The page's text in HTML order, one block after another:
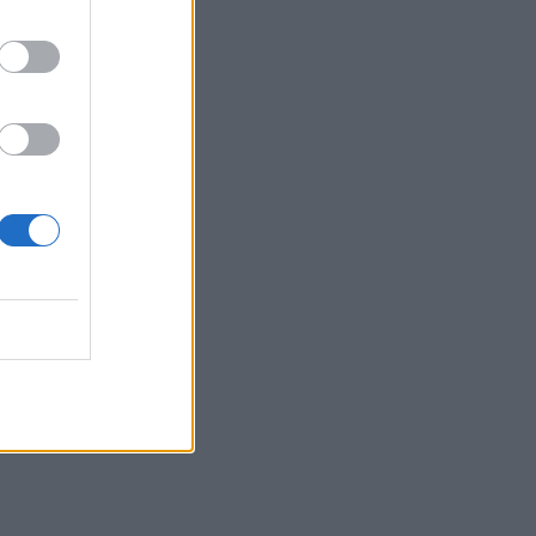
PET 06/08/2026 - 15:42